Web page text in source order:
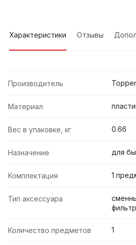
Характеристики Отзывы
Производитель
Материал
Вес в упаковке, кг 0.66
Назначение для
Комплектация 1
Тип аксессуара
фильтр
Количество предметов 1